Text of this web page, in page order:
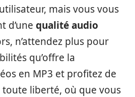
mais vous vous
d’une qualité audio
n’attendez plus pour
qu’offre la
en MP3 et profitez de
liberté, où que vous